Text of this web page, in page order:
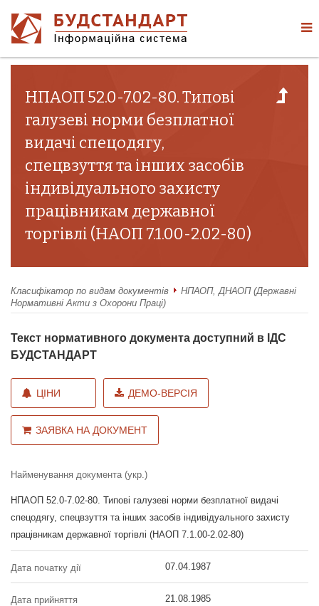
НПАОП 52.0-7.02-80. Типові
галузеві норми безплатної
видачі спецодягу,
спецвзуття та інших засобів
індивідуального захисту
працівникам державної
торгівлі (НАОП 7.1.00-2.02-80)
Класифікатор по видам документів
НПАОП, ДНАОП (Державні
Нормативні Акти з Охорони Праці)
Текст нормативного документа доступний в ІДС
БУДСТАНДАРТ
ЦІНИ ДЕМО-ВЕРСІЯ
ЗАЯВКА НА ДОКУМЕНТ
Найменування документа (укр.)
НПАОП 52.0-7.02-80. Типові галузеві норми безплатної видачі
спецодягу, спецвзуття та інших засобів індивідуального захисту
працівникам державної торгівлі (НАОП 7.1.00-2.02-80)
Дата початку дії 07.04.1987
Дата прийняття 21.08.1985